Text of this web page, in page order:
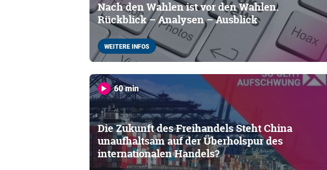
Nach den Wahlen ist vor den Wahlen.
Rückblick – Analysen – Ausblick
WEITERE INFOS
60 min
Die Zukunft des Freihandels Steht China
unaufhaltsam auf der Überholspur des
internationalen Handels?